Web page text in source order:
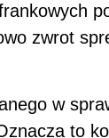
zwrot
w
to